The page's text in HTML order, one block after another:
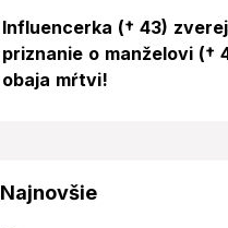
Influencerka († 43)
priznanie o manželovi (†
obaja mŕtvi!
Najnovšie